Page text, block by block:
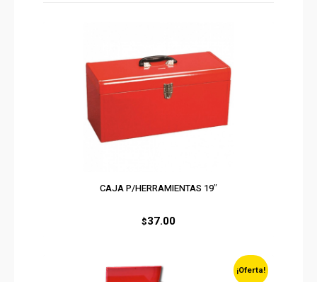
CAJA P/HERRAMIENTAS 19″
$37.00
¡Oferta!